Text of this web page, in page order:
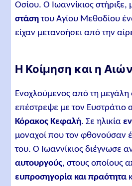
Οσίου. Ο Ιωαννίκιος στήριξε,
στάσητου Αγίου Μεθοδίου
είχαν μετανοήσει από την
Η Κοίμηση και η
Ενοχλούμενος από τη μεγάλη
επέστρεψε με τον Ευστράτιο
Κόρακος Κεφαλή. Σε ηλικία
μοναχοί που τον φθονούσαν
του. Ο Ιωαννίκιος διέγνωσε
αυτουργούς, στους οποίους
ευπροσηγορία και πραότητα